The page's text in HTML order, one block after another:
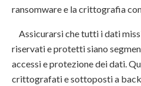
ransomware e la crittografia
Assicurarsi che tutti i dati
riservati e protetti siano
accessi e protezione dei dati.
crittografati e sottoposti a